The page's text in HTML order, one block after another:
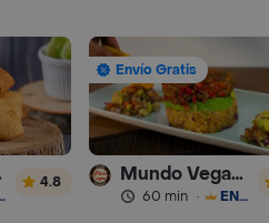
4.8
Envío Gratis
Mundo Vegano
60 min · ENVÍO GRATIS